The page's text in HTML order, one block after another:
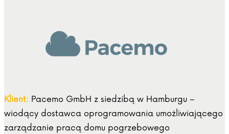
Klient: Pacemo GmbH z siedzibą w Hamburgu –
wiodący dostawca oprogramowania umożliwiającego
zarządzanie pracą domu pogrzebowego